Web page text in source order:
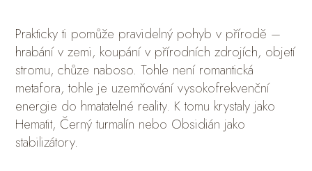
Prakticky ti pomůže pravidelný pohyb v přírodě –
hrabání v zemi, koupání v přírodních zdrojích, objetí
stromu, chůze naboso. Tohle není romantická
metafora, tohle je uzemňování vysokofrekvenční
energie do hmatatelné reality. K tomu krystaly jako
Hematit, Černý turmalín nebo Obsidián jako
stabilizátory.